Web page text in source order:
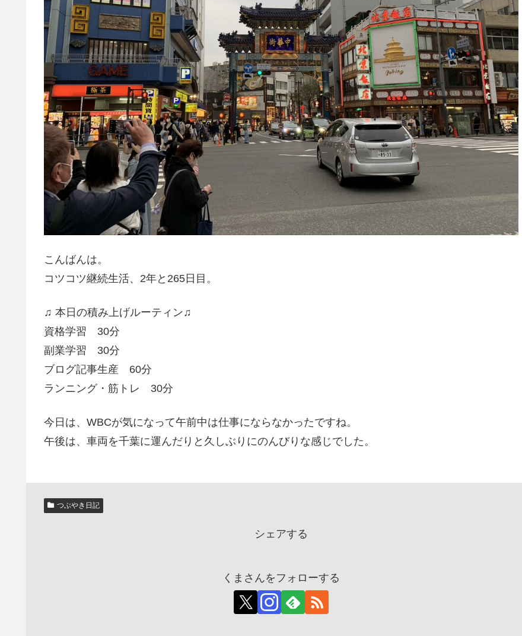
こんばんは。
コツコツ継続生活、2年と265日目。
♫ 本日の積み上げルーティン♫
資格学習 30分
副業学習 30分
ブログ記事生産 60分
ランニング・筋トレ 30分
今日は、WBCが気になって午前中は仕事にならなかったですね。
午後は、車両を千葉に運んだりと久しぶりにのんびりな感じでした。
つぶやき日記
シェアする
くまさんをフォローする